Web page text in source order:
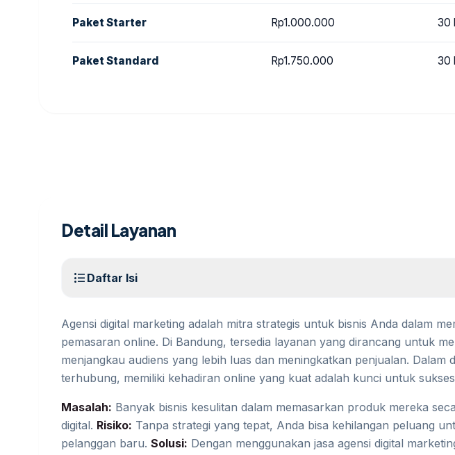
Paket Starter Rp1.000.000 30
Paket Standard Rp1.750.000 30
Detail Layanan
format_list_bulleted Daftar Isi
Agensi digital marketing adalah mitra strategis untuk bisnis Anda dalam
pemasaran online. Di Bandung, tersedia layanan yang dirancang untuk
menjangkau audiens yang lebih luas dan meningkatkan penjualan. Dalam
terhubung, memiliki kehadiran online yang kuat adalah kunci untuk
Masalah: Banyak bisnis kesulitan dalam memasarkan produk mereka
digital. Risiko: Tanpa strategi yang tepat, Anda bisa kehilangan peluang
pelanggan baru. Solusi: Dengan menggunakan jasa agensi digital